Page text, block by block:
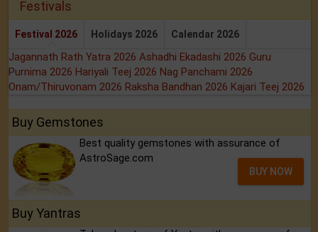
Festivals
Festival 2026 Holidays 2026 Calendar 2026
Jagannath Rath Yatra 2026 Ashadhi Ekadashi 2026 Guru
Purnima 2026 Hariyali Teej 2026 Nag Panchami 2026
Onam/Thiruvonam 2026 Raksha Bandhan 2026 Kajari Teej 2026
Buy Gemstones
Best quality gemstones with assurance of
AstroSage.com
BUY NOW
Buy Yantras